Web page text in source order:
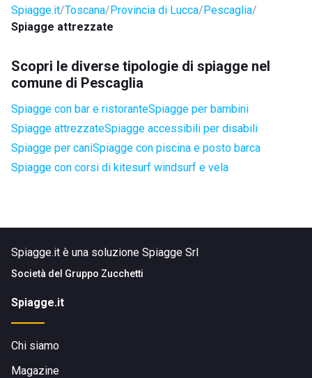
Spiagge.it Toscana Provincia di Lucca Pescaglia
Spiagge attrezzate
Scopri le diverse tipologie di spiagge nel
comune di Pescaglia
Spiagge con bar e ristoranteSpiagge per bambini
Spiagge attrezzateSpiagge accessibili per disabili
Spiagge per caniSpiagge con piscina e posto barca
Spiagge con corsi di kitesurf windsurf e vela
Spiagge.it è una soluzione Spiagge Srl
Società del Gruppo Zucchetti
Spiagge.it
Chi siamo
Magazine